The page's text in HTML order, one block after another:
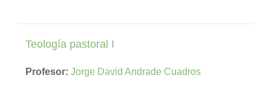
Teología pastoral I
Profesor: Jorge David Andrade Cuadros